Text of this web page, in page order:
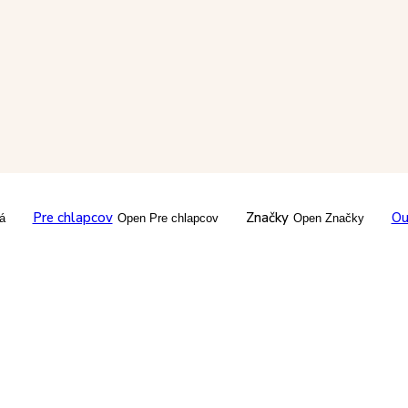
Pre chlapcov Open Pre chlapcov Značky Open Značky